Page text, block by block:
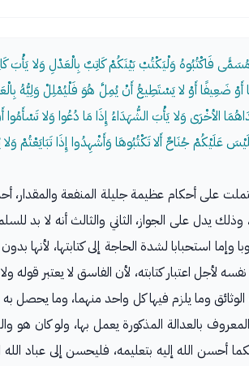
مُسَمًّى فَاكْتُبُوهُ وَلْيَكْتُبْ بَيْنَكُمْ كَاتِبٌ بِالْعَدْلِ وَلا
ضَعِيفًا أَوْ لا يَسْتَطِيعُ أَنْ يُمِلَّ هُوَ فَلْيُمْلِلْ وَلِيُّهُ
وَلا يَأْبَ الشُّهَدَاءُ إِذَا مَا دُعُوا وَلا تَسْأَمُوا
عَلَيْكُمْ جُنَاحٌ أَلا تَكْتُبُوهَا وَأَشْهِدُوا إِذَا تَبَايَعْتُمْ
على أحكام عظيمة جليلة المنفعة والمقدار،
وذلك يدل على الجواز، الثاني والثالث أنه لا
وإما استحبابا لشدة الحاجة إلى كتابتها،
اعتبار كتابته، لأن الفاسق لا يعتبر قوله
الوثائق وما يلزم فيها كل واحد منهما، وما يحصل
بالعدالة المذكورة يعمل بها، ولو كان هو
أحسن الله إليه بتعليمه، فليحسن إلى عباد